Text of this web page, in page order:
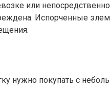
или
Испорченные
нужно покупать с